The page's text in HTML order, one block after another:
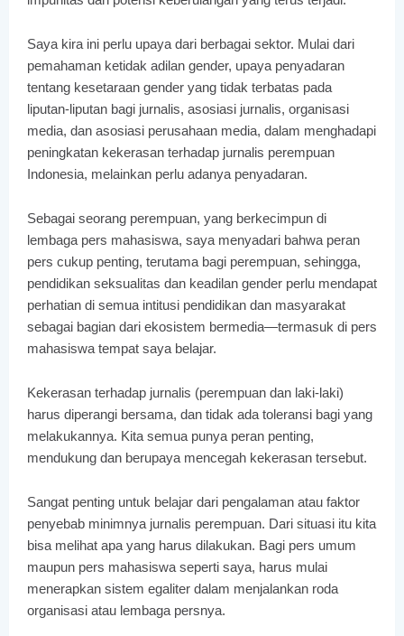
Saya kira ini perlu upaya dari berbagai sektor. Mulai dari
pemahaman ketidak adilan gender, upaya penyadaran
tentang kesetaraan gender yang tidak terbatas pada
liputan-liputan bagi jurnalis, asosiasi jurnalis, organisasi
media, dan asosiasi perusahaan media, dalam menghadapi
peningkatan kekerasan terhadap jurnalis perempuan
Indonesia, melainkan perlu adanya penyadaran.
Sebagai seorang perempuan, yang berkecimpun di
lembaga pers mahasiswa, saya menyadari bahwa peran
pers cukup penting, terutama bagi perempuan, sehingga,
pendidikan seksualitas dan keadilan gender perlu mendapat
perhatian di semua intitusi pendidikan dan masyarakat
sebagai bagian dari ekosistem bermedia—termasuk di pers
mahasiswa tempat saya belajar.
Kekerasan terhadap jurnalis (perempuan dan laki-laki)
harus diperangi bersama, dan tidak ada toleransi bagi yang
melakukannya. Kita semua punya peran penting,
mendukung dan berupaya mencegah kekerasan tersebut.
Sangat penting untuk belajar dari pengalaman atau faktor
penyebab minimnya jurnalis perempuan. Dari situasi itu kita
bisa melihat apa yang harus dilakukan. Bagi pers umum
maupun pers mahasiswa seperti saya, harus mulai
menerapkan sistem egaliter dalam menjalankan roda
organisasi atau lembaga persnya.